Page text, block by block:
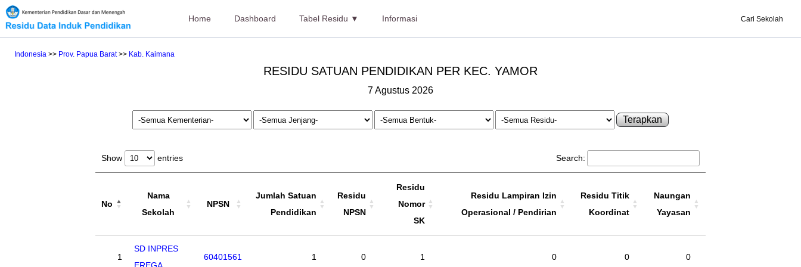
Home Dashboard Tabel Residu ▼ Informasi Cari Sekolah
Indonesia >> Prov. Papua Barat>> Kab. Kaimana
RESIDU SATUAN PENDIDIKAN PER KEC. YAMOR
7 Agustus 2026
Terapkan
Show entries Search:
No
Nama
Sekolah
NPSN
Jumlah Satuan
Pendidikan
Residu
NPSN
Residu
Nomor
SK
Residu Lampiran Izin
Operasional / Pendirian
Residu Titik
Koordinat
Naungan
Yayasan
1
SD INPRES
60401561 1 0 1 0 0 0